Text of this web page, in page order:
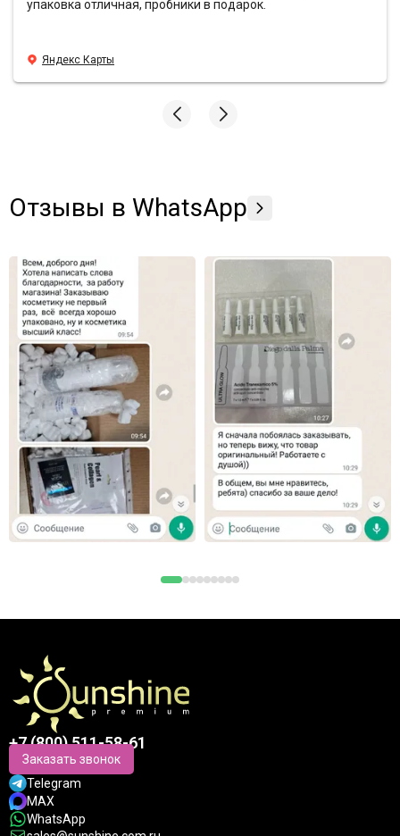
упаковка отличная, пробники в подарок.
Яндекс Карты
Отзывы в WhatsApp
+7 (800) 511-58-61
Заказать звонок
Telegram
MAX
WhatsApp